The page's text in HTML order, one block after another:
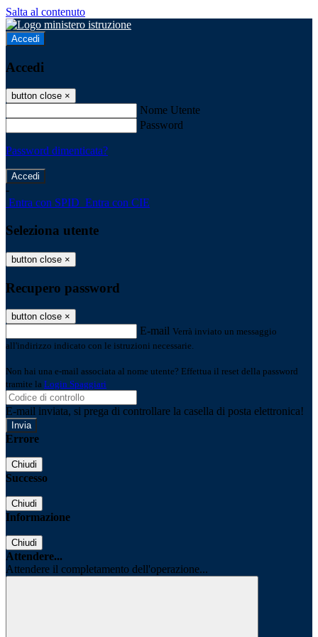
Salta al contenuto
Accedi
Accedi
button close ×
Nome Utente
Password
Password dimenticata?
-
Entra con SPID Entra con CIE
Seleziona utente
button close ×
Recupero password
button close ×
E-mail Verrà inviato un messaggio
all'indirizzo indicato con le istruzioni necessarie.
Non hai una e-mail associata al nome utente? Effettua il reset della password
tramite la Login Spaggiari
E-mail inviata, si prega di controllare la casella di posta elettronica!
Errore
Chiudi
Successo
Chiudi
Informazione
Chiudi
Attendere...
Attendere il completamento dell'operazione...